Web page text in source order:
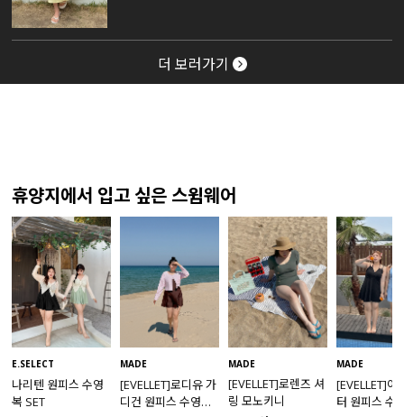
더 보러가기
휴양지에서 입고 싶은 스윔웨어
E.SELECT
나리텐 원피스 수영
복 SET
MADE
[EVELLET]로디유 가
디건 원피스 수영복
MADE
[EVELLET]로렌즈 셔
링 모노키니
MADE
[EVELLET]아
터 원피스 수